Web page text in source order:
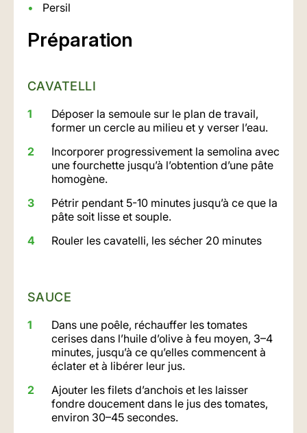
Persil
Préparation
CAVATELLI
Déposer la semoule sur le plan de travail,
former un cercle au milieu et y verser l’eau.
Incorporer progressivement la semolina avec
une fourchette jusqu’à l’obtention d’une pâte
homogène.
Pétrir pendant 5-10 minutes jusqu’à ce que la
pâte soit lisse et souple.
Rouler les cavatelli, les sécher 20 minutes
SAUCE
Dans une poêle, réchauffer les tomates
cerises dans l’huile d’olive à feu moyen, 3–4
minutes, jusqu’à ce qu’elles commencent à
éclater et à libérer leur jus.
Ajouter les filets d’anchois et les laisser
fondre doucement dans le jus des tomates,
environ 30–45 secondes.